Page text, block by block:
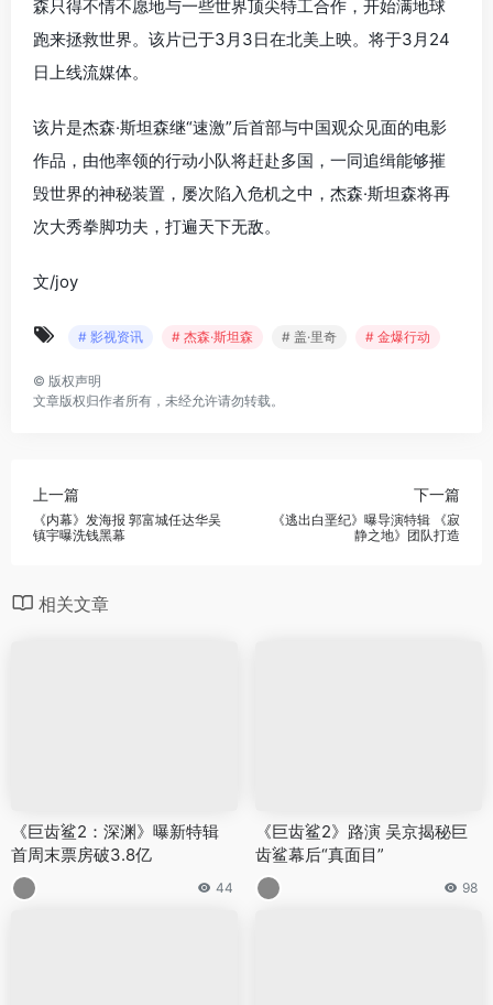
森只得不情不愿地与一些世界顶尖特工合作，开始满地球
跑来拯救世界。该片已于3月3日在北美上映。将于3月24
日上线流媒体。
该片是杰森·斯坦森继“速激”后首部与中国观众见面的电影
作品，由他率领的行动小队将赶赴多国，一同追缉能够摧
毁世界的神秘装置，屡次陷入危机之中，杰森·斯坦森将再
次大秀拳脚功夫，打遍天下无敌。
文/joy
# 影视资讯 # 杰森·斯坦森 # 盖·里奇 # 金爆行动
© 版权声明
文章版权归作者所有，未经允许请勿转载。
上一篇
《内幕》发海报 郭富城任达华吴
镇宇曝洗钱黑幕
下一篇
《逃出白垩纪》曝导演特辑 《寂
静之地》团队打造
相关文章
《巨齿鲨2：深渊》曝新特辑
首周末票房破3.8亿
44
《巨齿鲨2》路演 吴京揭秘巨
齿鲨幕后“真面目”
98